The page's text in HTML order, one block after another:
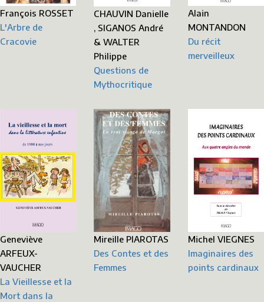
François ROSSET
L'Arbre de
Cracovie
CHAUVIN Danielle
, SIGANOS André
& WALTER
Philippe
Questions de
Mythocritique
Alain
MONTANDON
Du récit
merveilleux
Geneviève
ARFEUX-
VAUCHER
La Vieillesse et la
Mort dans la
Mireille PIAROTAS
Des Contes et des
Femmes
Michel VIEGNES
Imaginaires des
points cardinaux